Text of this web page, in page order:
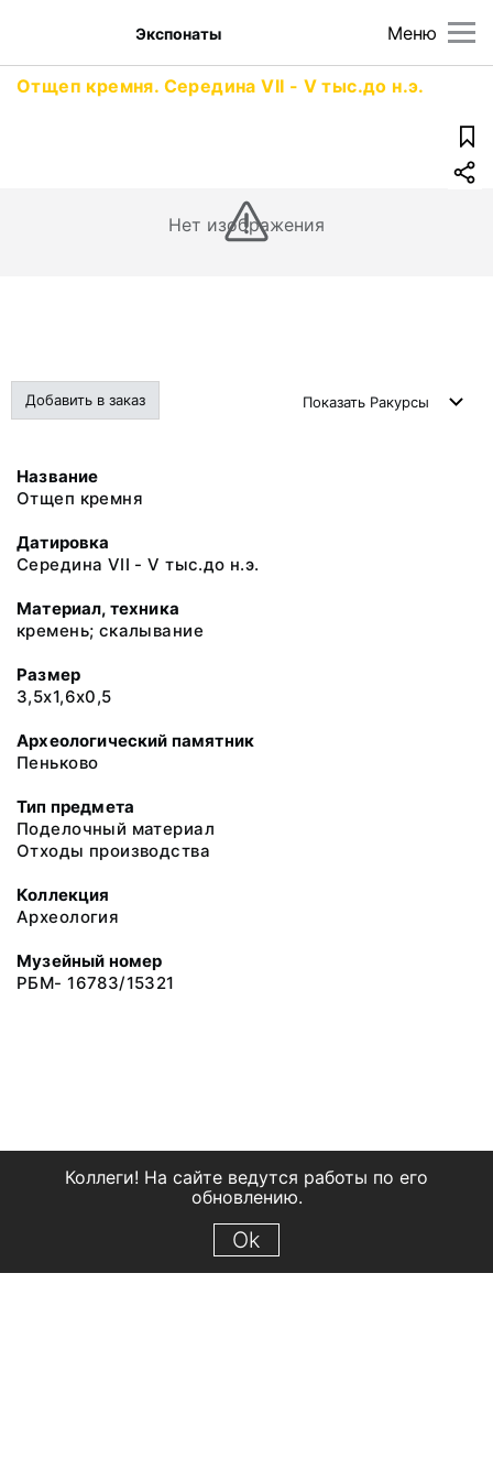
Меню
Экспонаты
Отщеп кремня. Середина VII - V тыс.до н.э.
Нет изображения
Добавить в заказ Показать Ракурсы
Название
Отщеп кремня
Датировка
Середина VII - V тыс.до н.э.
Материал, техника
кремень; скалывание
Размер
3,5х1,6х0,5
Археологический памятник
Пеньково
Тип предмета
Поделочный материал
Отходы производства
Коллекция
Археология
Музейный номер
РБМ- 16783/15321
Коллеги! На сайте ведутся работы по его
обновлению.
Ok